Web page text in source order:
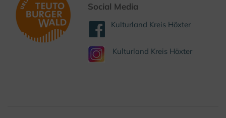
Social Media
Kulturland Kreis Höxter
Kulturland Kreis Höxter